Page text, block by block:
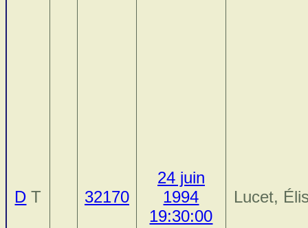
D T 32170
24 juin
1994
19:30:00
Lucet,